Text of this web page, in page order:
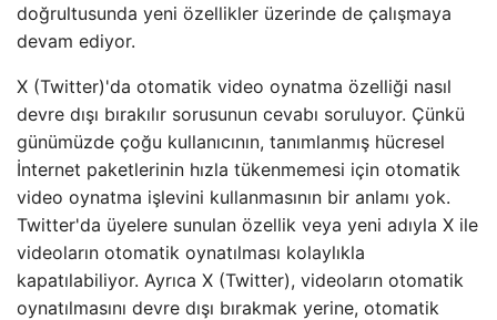
doğrultusunda yeni özellikler üzerinde de çalışmaya
devam ediyor.
X (Twitter)'da otomatik video oynatma özelliği nasıl
devre dışı bırakılır sorusunun cevabı soruluyor. Çünkü
günümüzde çoğu kullanıcının, tanımlanmış hücresel
İnternet paketlerinin hızla tükenmemesi için otomatik
video oynatma işlevini kullanmasının bir anlamı yok.
Twitter'da üyelere sunulan özellik veya yeni adıyla X ile
videoların otomatik oynatılması kolaylıkla
kapatılabiliyor. Ayrıca X (Twitter), videoların otomatik
oynatılmasını devre dışı bırakmak yerine, otomatik